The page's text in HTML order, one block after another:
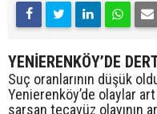
YENİERENKÖY’DE
Suç oranlarının düşük
Yenierenköy’de olaylar
sarsan tecavüz olayının